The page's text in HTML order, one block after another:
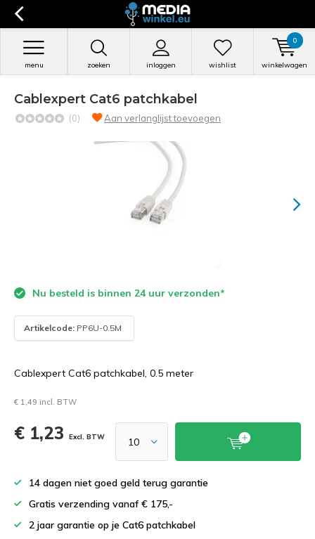
zoeken inloggen
menu wishlist winkelwagen
0
Cablexpert Cat6 patchkabel
(0) Aan verlanglijst toevoegen
Nu besteld is binnen 24 uur verzonden*
Artikelcode: PP6U-0.5M
Cablexpert Cat6 patchkabel, 0.5 meter
€ 1,49 incl. BTW
€ 1,23 Excl. BTW
14 dagen niet goed geld terug garantie
Gratis verzending vanaf € 175,-
2 jaar garantie op je Cat6 patchkabel